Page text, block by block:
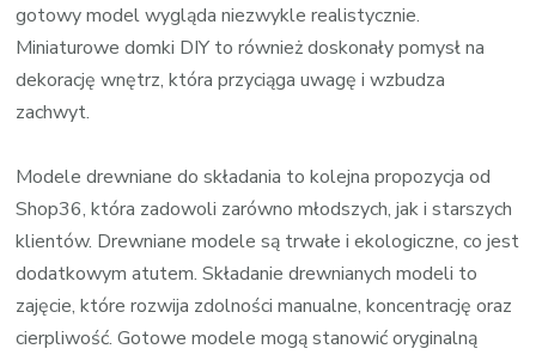
gotowy model wygląda niezwykle realistycznie.
Miniaturowe domki DIY to również doskonały pomysł na
dekorację wnętrz, która przyciąga uwagę i wzbudza
zachwyt.
Modele drewniane do składania to kolejna propozycja od
Shop36, która zadowoli zarówno młodszych, jak i starszych
klientów. Drewniane modele są trwałe i ekologiczne, co jest
dodatkowym atutem. Składanie drewnianych modeli to
zajęcie, które rozwija zdolności manualne, koncentrację oraz
cierpliwość. Gotowe modele mogą stanowić oryginalną